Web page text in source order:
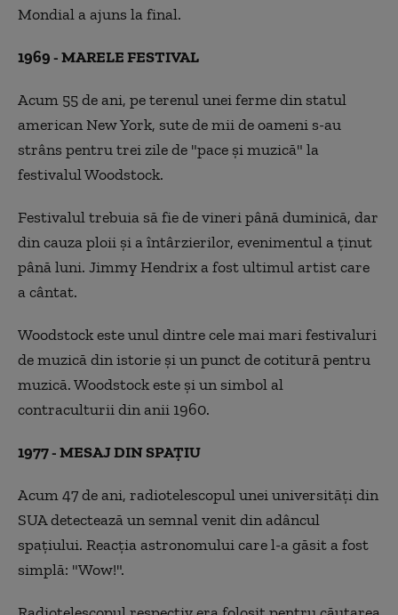
Mondial a ajuns la final.
1969 - MARELE FESTIVAL
Acum 55 de ani, pe terenul unei ferme din statul
american New York, sute de mii de oameni s-au
strâns pentru trei zile de "pace și muzică" la
festivalul Woodstock.
Festivalul trebuia să fie de vineri până duminică, dar
din cauza ploii și a întârzierilor, evenimentul a ținut
până luni. Jimmy Hendrix a fost ultimul artist care
a cântat.
Woodstock este unul dintre cele mai mari festivaluri
de muzică din istorie și un punct de cotitură pentru
muzică. Woodstock este și un simbol al
contraculturii din anii 1960.
1977 - MESAJ DIN SPAȚIU
Acum 47 de ani, radiotelescopul unei universități din
SUA detectează un semnal venit din adâncul
spațiului. Reacția astronomului care l-a găsit a fost
simplă: "Wow!".